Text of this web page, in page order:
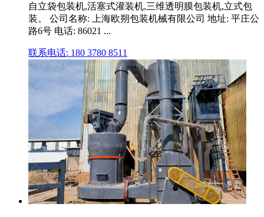
自立袋包装机,活塞式灌装机,三维透明膜包装机,立式包
装。 公司名称: 上海欧朔包装机械有限公司 地址: 平庄公
路6号 电话: 86021 ...
联系电话: 180 3780 8511